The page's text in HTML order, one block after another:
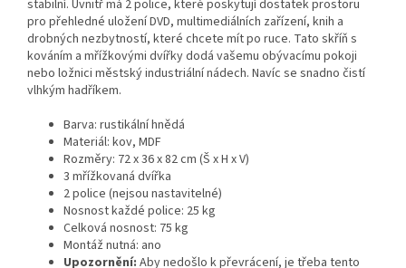
stabilní. Uvnitř má 2 police, které poskytují dostatek prostoru
pro přehledné uložení DVD, multimediálních zařízení, knih a
drobných nezbytností, které chcete mít po ruce. Tato skříň s
kováním a mřížkovými dvířky dodá vašemu obývacímu pokoji
nebo ložnici městský industriální nádech. Navíc se snadno čistí
vlhkým hadříkem.
Barva: rustikální hnědá
Materiál: kov, MDF
Rozměry: 72 x 36 x 82 cm (Š x H x V)
3 mřížkovaná dvířka
2 police (nejsou nastavitelné)
Nosnost každé police: 25 kg
Celková nosnost: 75 kg
Montáž nutná: ano
Upozornění: Aby nedošlo k převrácení, je třeba tento